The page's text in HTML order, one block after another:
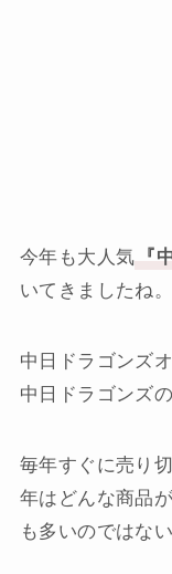
今年も大人気 『
いてきましたね。
中日ドラゴンズ
中日ドラゴンズ
毎年すぐに売り
年はどんな商品
も多いのではな